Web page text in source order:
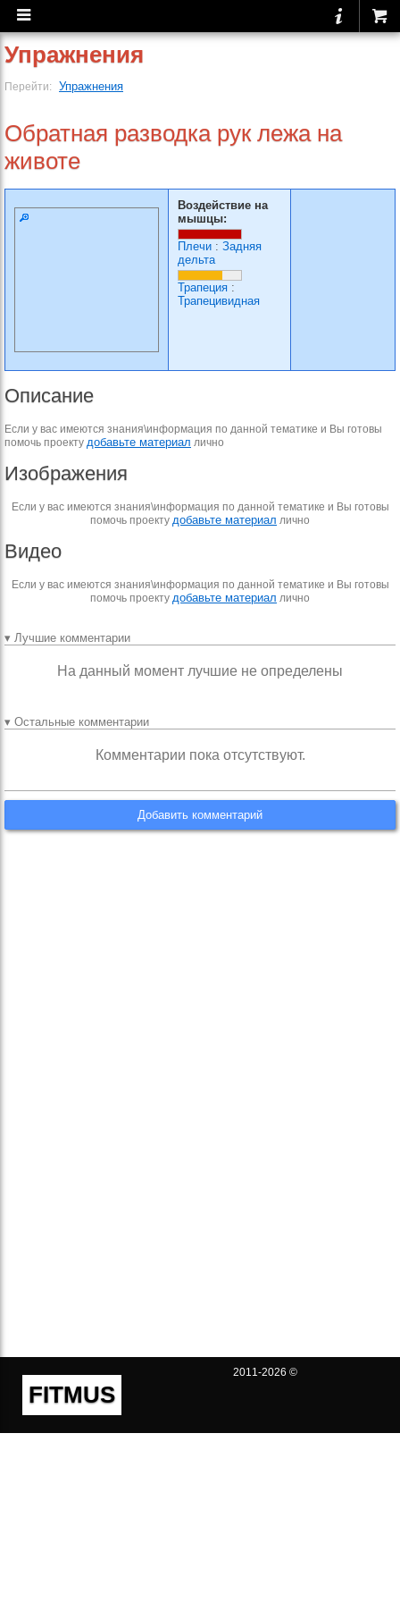
Упражнения
Перейти: Упражнения
Обратная разводка рук лежа на
животе
Воздействие на
мышцы:
Плечи : Задняя
дельта
Трапеция :
Трапецивидная
Описание
Если у вас имеются знания\информация по данной тематике и Вы готовы
помочь проекту добавьте материал лично
Изображения
Если у вас имеются знания\информация по данной тематике и Вы готовы
помочь проекту добавьте материал лично
Видео
Если у вас имеются знания\информация по данной тематике и Вы готовы
помочь проекту добавьте материал лично
▾ Лучшие комментарии
На данный момент лучшие не определены
▾ Остальные комментарии
Комментарии пока отсутствуют.
Добавить комментарий
FITMUS
2011-2026 ©